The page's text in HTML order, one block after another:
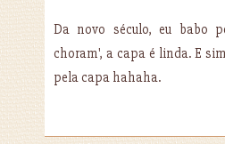
Da novo século, eu babo
choram', a capa é linda. E
pela capa hahaha.